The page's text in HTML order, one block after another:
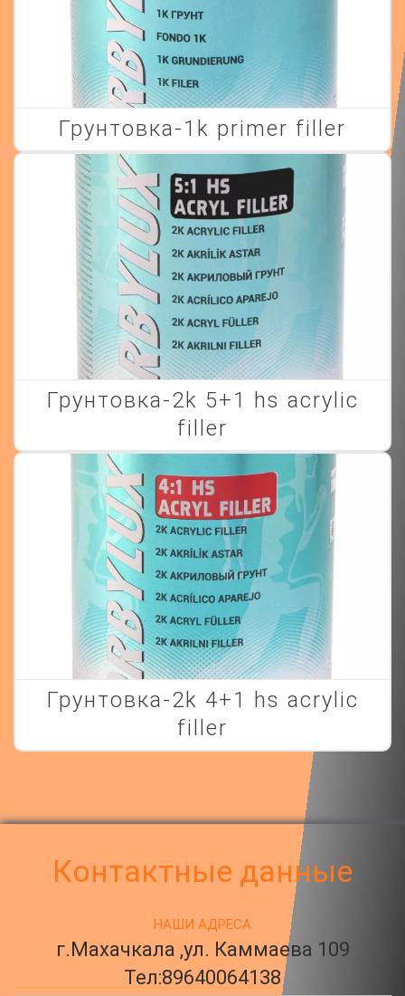
грунтовка-1k primer filler
грунтовка-2k 5+1 hs acrylic
filler
грунтовка-2k 4+1 hs acrylic
filler
Контактные данные
НАШИ АДРЕСА
г.Махачкала ,ул. Каммаева 109
Тел:89640064138